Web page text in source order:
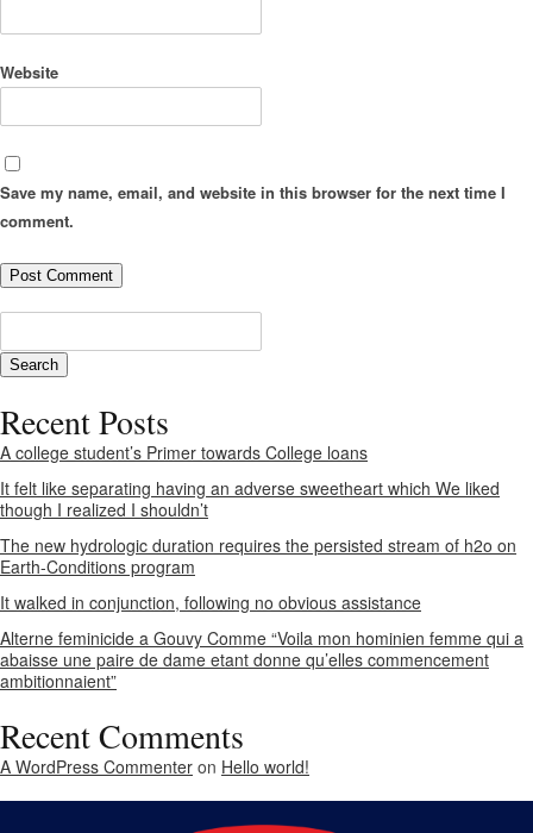
Website
Save my name, email, and website in this browser for the next time I
comment.
Recent Posts
A college student’s Primer towards College loans
It felt like separating having an adverse sweetheart which We liked
though I realized I shouldn’t
The new hydrologic duration requires the persisted stream of h2o on
Earth-Conditions program
It walked in conjunction, following no obvious assistance
Alterne feminicide a Gouvy Comme “Voila mon hominien femme qui a
abaisse une paire de dame etant donne qu’elles commencement
ambitionnaient”
Recent Comments
A WordPress Commenter on Hello world!